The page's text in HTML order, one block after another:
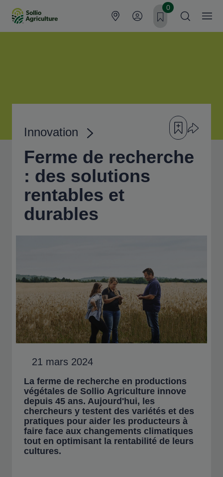
0
Fil d'Ariane
Innovation
Ajouter à ma
Partager
Ferme de recherche
: des solutions
rentables et
durables
21 mars 2024
La ferme de recherche en productions
végétales de Sollio Agriculture innove
depuis 45 ans. Aujourd'hui, les
chercheurs y testent des variétés et des
pratiques pour aider les producteurs à
faire face aux changements climatiques
tout en optimisant la rentabilité de leurs
cultures.